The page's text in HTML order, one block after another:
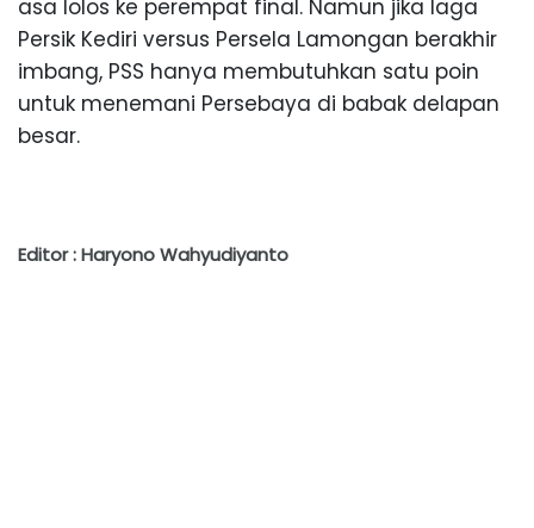
asa lolos ke perempat final. Namun jika laga
Persik Kediri versus Persela Lamongan berakhir
imbang, PSS hanya membutuhkan satu poin
untuk menemani Persebaya di babak delapan
besar.
Editor : Haryono Wahyudiyanto